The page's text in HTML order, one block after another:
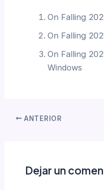
On Falling
On Falling
On Falling
Windows
ANTERIOR
Dejar un